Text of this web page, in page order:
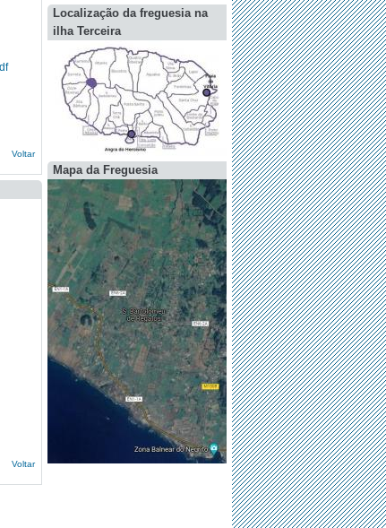
Voltar
Voltar
Localização da freguesia na
ilha Terceira
Mapa da Freguesia